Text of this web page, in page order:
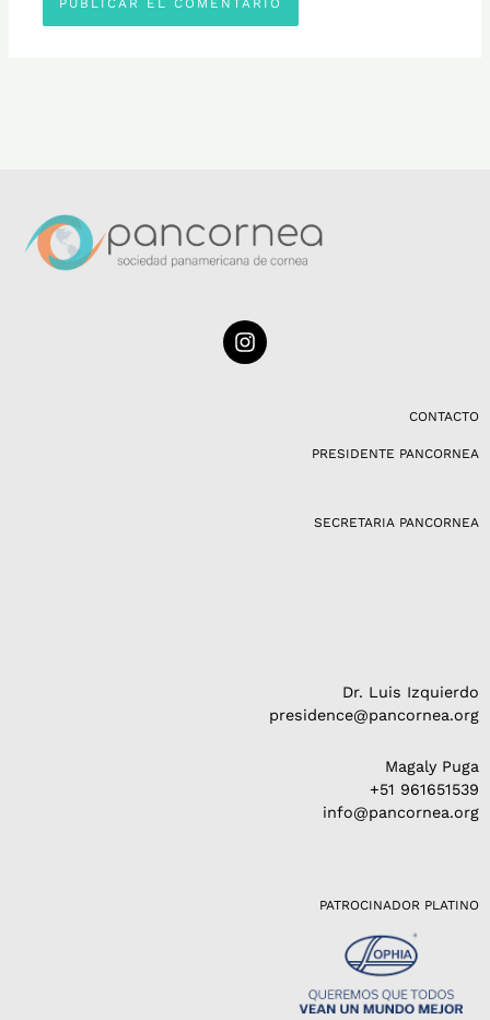
I
n
CONTACTO
PRESIDENTE PANCORNEA
SECRETARIA PANCORNEA
Dr. Luis Izquierdo
presidence@pancornea.org
Magaly Puga
+51 961651539
info@pancornea.org
PATROCINADOR PLATINO